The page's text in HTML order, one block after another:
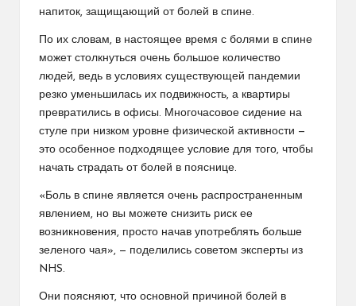
напиток, защищающий от болей в спине.
По их словам, в настоящее время с болями в спине
может столкнуться очень большое количество
людей, ведь в условиях существующей пандемии
резко уменьшилась их подвижность, а квартиры
превратились в офисы. Многочасовое сидение на
стуле при низком уровне физической активности —
это особенное подходящее условие для того, чтобы
начать страдать от болей в пояснице.
«Боль в спине является очень распространенным
явлением, но вы можете снизить риск ее
возникновения, просто начав употреблять больше
зеленого чая», — поделились советом эксперты из
NHS.
Они поясняют, что основной причиной болей в